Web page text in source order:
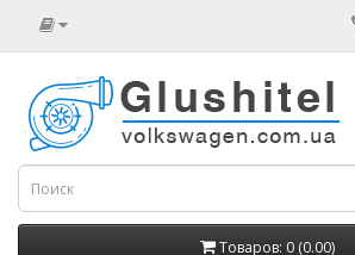
Товаров: 0 (0.00)